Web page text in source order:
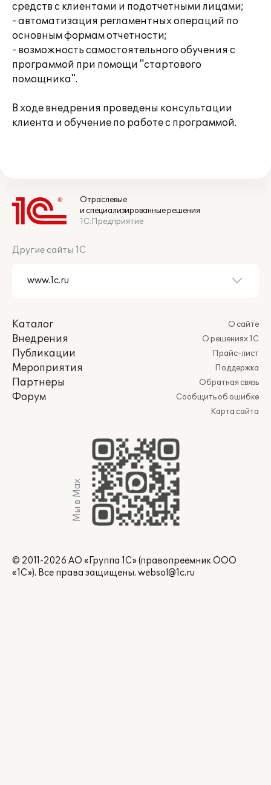
средств с клиентами и подотчетными лицами;
- автоматизация регламентных операций по
основным формам отчетности;
- возможность самостоятельного обучения с
программой при помощи "стартового
помощника".
В ходе внедрения проведены консультации
клиента и обучение по работе с программой.
Отраслевые
и специализированные решения
1С:Предприятие
Другие сайты 1С
Каталог
Внедрения
Публикации
Мероприятия
Партнеры
Форум
О сайте
О решениях 1С
Прайс-лист
Поддержка
Обратная связь
Сообщить об ошибке
Карта сайта
Мы в Max
© 2011-2026 АО «Группа 1С» (правопреемник ООО
«1С»). Все права защищены. websol@1c.ru